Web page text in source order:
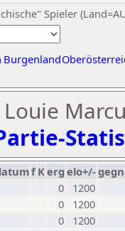
Spieler
Burgenland
f Kerg elo+/-
0
1200
0
1200
0 1200